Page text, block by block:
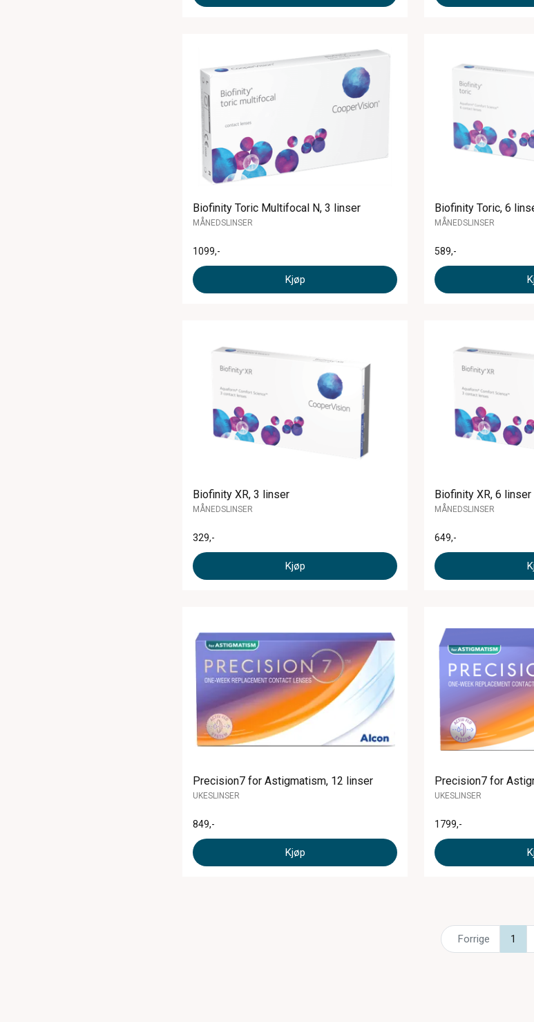
Biofinity Toric Multifocal N, 3 linser
MÅNEDSLINSER
1099,-
Kjøp
Biofinity Toric, 6
MÅNEDSLINSER
589,-
Biofinity XR, 3 linser
MÅNEDSLINSER
329,-
Kjøp
Biofinity XR, 6 linser
MÅNEDSLINSER
649,-
Precision7 for Astigmatism, 12 linser
UKESLINSER
849,-
Kjøp
Precision7 for
UKESLINSER
1799,-
Forrige 1